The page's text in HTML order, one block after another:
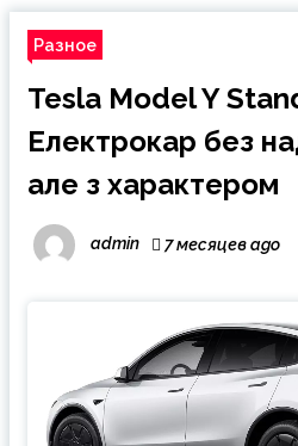
Разное
Tesla Model Y
Електрокар без
але з характером
admin 7 месяцев ago